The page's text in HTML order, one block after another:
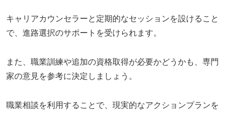
キャリアカウンセラーと定期的なセッションを設けること
で、進路選択のサポートを受けられます。
また、職業訓練や追加の資格取得が必要かどうかも、専門
家の意見を参考に決定しましょう。
職業相談を利用することで、現実的なアクションプランを